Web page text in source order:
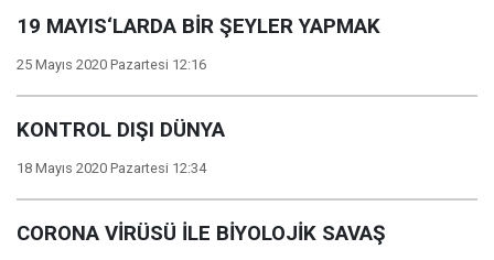
19 MAYIS‘LARDA BİR ŞEYLER YAPMAK
25 Mayıs 2020 Pazartesi 12:16
KONTROL DIŞI DÜNYA
18 Mayıs 2020 Pazartesi 12:34
CORONA VİRÜSÜ İLE BİYOLOJİK SAVAŞ